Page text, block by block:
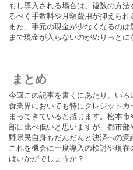
もし導入される場合は、複数の方
るべく手数料や月額費用が抑えられ
また、手元の現金が少なくなるの
まで現金が入らないのがめりっとに
まとめ
今回この記事を書くにあたり、い
食業界においても特にクレジット
まってきていると感じます。松本
部に比べ低いと思いますが、都市
野県民自身もだんだんと決済への意
これを機会に一度導入の検討や現
はいかがでしょうか？